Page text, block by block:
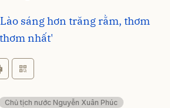
sáng hơn trăng rằm, thơm
nhất'
Chủ tịch nước Nguyễn Xuân Phúc